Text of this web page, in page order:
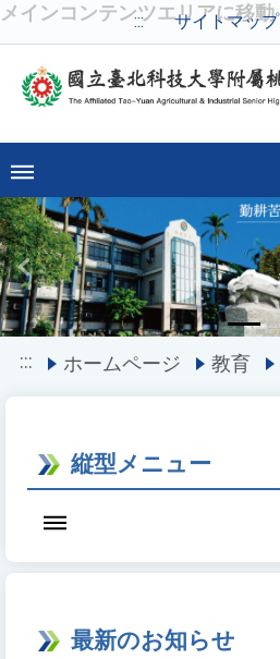
メインコンテンツエリアに移動
::: サイトマップ
Previous
::: ホームページ 教育
縦型メニュー
最新のお知らせ